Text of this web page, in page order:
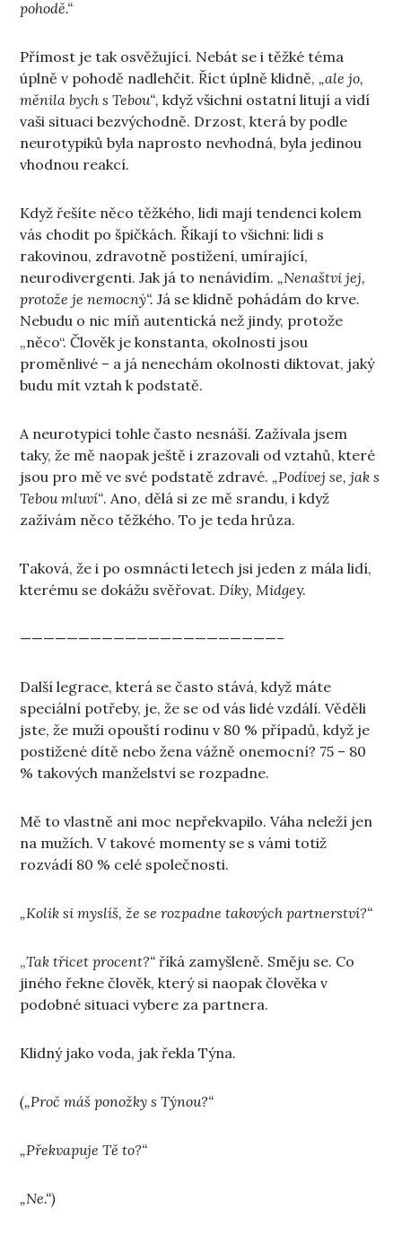
pohodě.“
Přímost je tak osvěžující. Nebát se i těžké téma
úplně v pohodě nadlehčit. Říct úplně klidně,„ale jo,
měnila bych s Tebou“,když všichni ostatní litují a vidí
vaši situaci bezvýchodně. Drzost, která by podle
neurotypiků byla naprosto nevhodná, byla jedinou
vhodnou reakcí.
Když řešíte něco těžkého, lidi mají tendenci kolem
vás chodit po špičkách. Říkají to všichni: lidi s
rakovinou, zdravotně postižení, umírající,
neurodivergenti. Jak já to nenávidím.„Nenaštvi jej,
protože je nemocný“. Já se klidně pohádám do krve.
Nebudu o nic míň autentická než jindy, protože
„něco“. Člověk je konstanta, okolnosti jsou
proměnlivé – a já nenechám okolnosti diktovat, jaký
budu mít vztah k podstatě.
A neurotypici tohle často nesnáší. Zažívala jsem
taky, že mě naopak ještě i zrazovali od vztahů, které
jsou pro mě ve své podstatě zdravé.„Podívej se, jak s
Tebou mluví“. Ano, dělá si ze mě srandu, i když
zažívám něco těžkého. To je teda hrůza.
Taková, že i po osmnácti letech jsi jeden z mála lidí,
kterému se dokážu svěřovat.Díky, Midgey.
——————————————————————–
Další legrace, která se často stává, když máte
speciální potřeby, je, že se od vás lidé vzdálí. Věděli
jste, že muži opouští rodinu v 80 % případů, když je
postižené dítě nebo žena vážně onemocní? 75 – 80
% takových manželství se rozpadne.
Mě to vlastně ani moc nepřekvapilo. Váha neleží jen
na mužích. V takové momenty se s vámi totiž
rozvádí 80 % celé společnosti.
„Kolik si myslíš, že se rozpadne takových partnerství?“
„Tak třicet procent?“ říká zamyšleně. Směju se. Co
jiného řekne člověk, který si naopak člověka v
podobné situaci vybere za partnera.
Klidný jako voda, jak řekla Týna.
(„Proč máš ponožky s Týnou?“
„Překvapuje Tě to?“
„Ne.“)